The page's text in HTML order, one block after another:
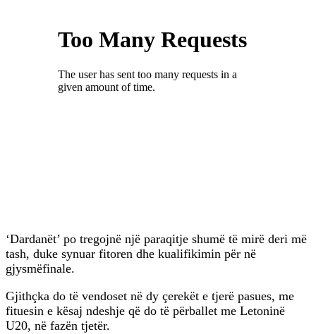
‘Dardanët’ po tregojnë një paraqitje shumë të mirë deri më
tash, duke synuar fitoren dhe kualifikimin për në
gjysmëfinale.
Gjithçka do të vendoset në dy çerekët e tjerë pasues, me
fituesin e kësaj ndeshje që do të përballet me Letoninë
U20, në fazën tjetër.